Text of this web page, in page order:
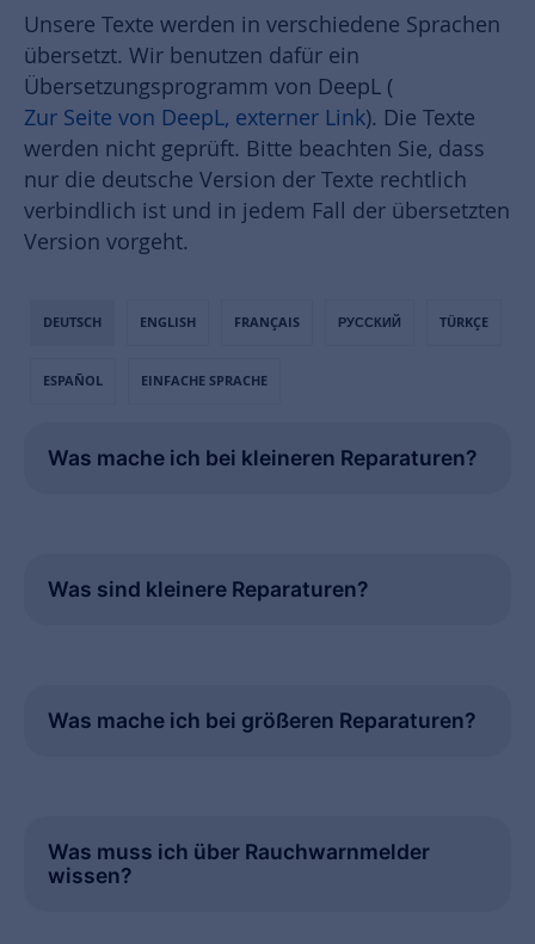
Unsere Texte werden in verschiedene Sprachen
übersetzt. Wir benutzen dafür ein
Übersetzungsprogramm von DeepL (
Zur Seite von DeepL, externer Link). Die Texte
werden nicht geprüft. Bitte beachten Sie, dass
nur die deutsche Version der Texte rechtlich
verbindlich ist und in jedem Fall der übersetzten
Version vorgeht.
DEUTSCH ENGLISH FRANÇAIS РУССКИЙ TÜRKÇE
ESPAÑOL EINFACHE SPRACHE
Was mache ich bei kleineren Reparaturen?
Was sind kleinere Reparaturen?
Was mache ich bei größeren Reparaturen?
Was muss ich über Rauchwarnmelder
wissen?